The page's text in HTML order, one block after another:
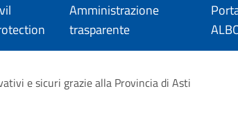
Amministrazione
trasparente
e sicuri grazie alla Provincia di Asti